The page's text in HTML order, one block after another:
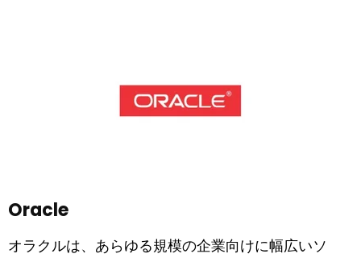
Oracle
オラクルは、あらゆる規模の企業向けに幅広いソ